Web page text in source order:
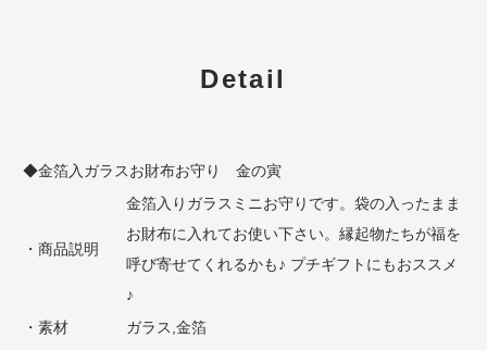
Detail
◆金箔入ガラスお財布お守り 金の寅
・商品説明
金箔入りガラスミニお守りです。袋の入ったまま
お財布に入れてお使い下さい。縁起物たちが福を
呼び寄せてくれるかも♪ プチギフトにもおススメ
♪
・素材
ガラス,金箔